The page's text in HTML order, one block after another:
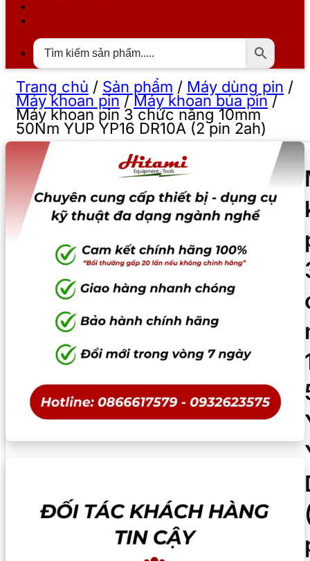
Trang chủ / Sản phẩm / Máy dùng pin /
Máy khoan pin/Máy khoan búa pin/
Máy khoan pin 3 chức năng 10mm
50Nm YUP YP16 DR10A (2 pin 2ah)